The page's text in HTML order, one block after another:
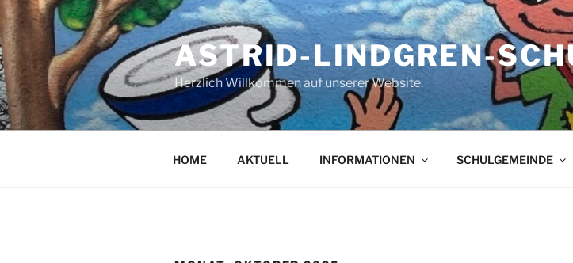
Zum
Inhalt
springen
ASTRID-LINDGREN-
Herzlich Willkommen auf unserer Website.
HOME AKTUELL INFORMATIONEN SCHULGEMEINDE